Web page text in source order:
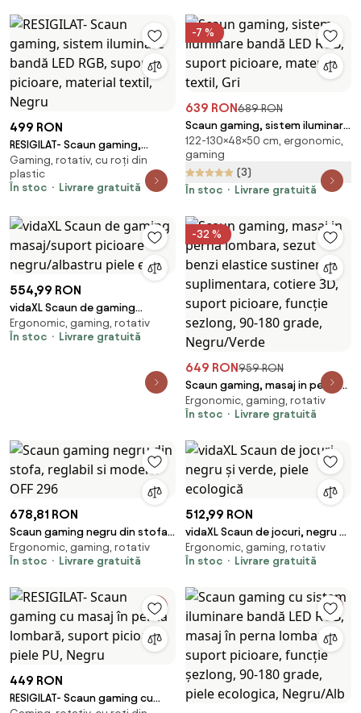
499 RON
RESIGILAT- Scaun gaming,
sistem iluminare bandă LED
RGB, suport picioare, material
textil, Negru
Gaming, rotativ, cu roți din
plastic
În stoc
Livrare gratuită
-7 %
639 RON689 RON
Scaun gaming, sistem iluminare
bandă LED RGB, suport
picioare, material textil, Gri
122-130×48×50 cm, ergonomic,
gaming
(3)
În stoc
Livrare gratuită
554,99 RON
vidaXL Scaun de gaming
masaj/suport picioare
negru/albastru piele eco
Ergonomic, gaming, rotativ
În stoc
Livrare gratuită
-32 %
649 RON959 RON
Scaun gaming, masaj in perna
lombara, sezut benzi elastice
sustinere suplimentara, cotiere
sezlong, 90-180 grade,
Negru/Verde
Ergonomic, gaming, rotativ
În stoc
Livrare gratuită
678,81 RON
Scaun gaming negru din stofa,
reglabil si modern OFF 296
Ergonomic, gaming, rotativ
În stoc
Livrare gratuită
512,99 RON
vidaXL Scaun de jocuri, negru și
verde, piele ecologică
Ergonomic, gaming, rotativ
În stoc
Livrare gratuită
449 RON
RESIGILAT- Scaun gaming cu